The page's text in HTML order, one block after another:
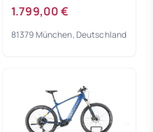
1.799,00 €
81379 München, Deutschland